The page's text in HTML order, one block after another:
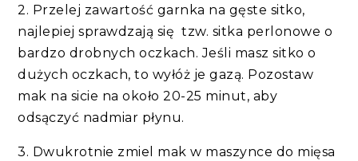
2. Przelej zawartość garnka na gęste sitko,
najlepiej sprawdzają się tzw. sitka perlonowe o
bardzo drobnych oczkach. Jeśli masz sitko o
dużych oczkach, to wyłóż je gazą. Pozostaw
mak na sicie na około 20-25 minut, aby
odsączyć nadmiar płynu.
3. Dwukrotnie zmiel mak w maszynce do mięsa